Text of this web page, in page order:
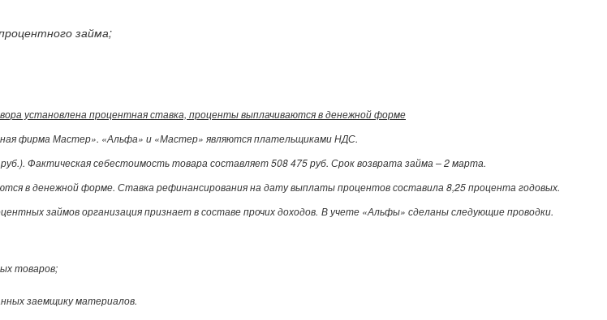
займа;
установлена процентная ставка, проценты выплачиваются в денежной форме
фирма Мастер». «Альфа» и «Мастер» являются плательщиками НДС.
Фактическая себестоимость товара составляет 508 475 руб. Срок возврата займа – 2 марта.
в денежной форме. Ставка рефинансирования на дату выплаты процентов составила 8,25 процента годовых.
займов организация признает в составе прочих доходов. В учете «Альфы» сделаны следующие проводки.
товаров;
заемщику материалов.